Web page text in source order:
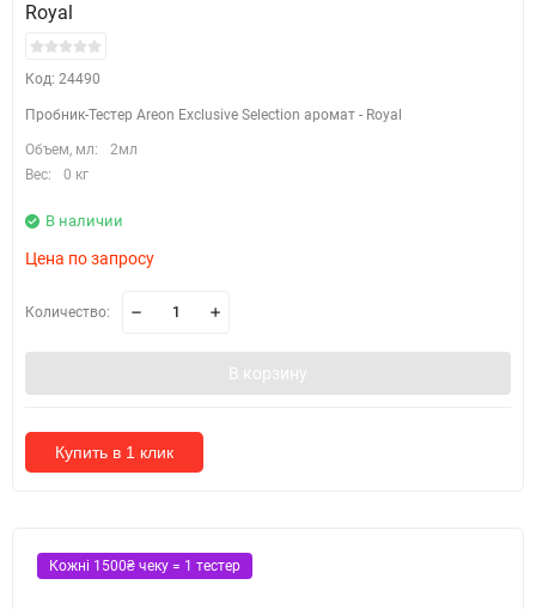
Royal
Код: 24490
Пробник-Тестер Areon Exclusive Selection аромат - Royal
Объем, мл:
2мл
Вес:
0 кг
В наличии
Цена по запросу
Количество:
В корзину
Купить в 1 клик
Кожні 1500₴ чеку = 1 тестер